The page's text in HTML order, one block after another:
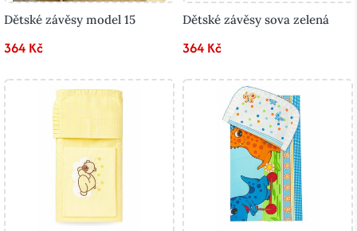
Dětské závěsy model 15
364 Kč
Dětské závěsy sova zelená
364 Kč